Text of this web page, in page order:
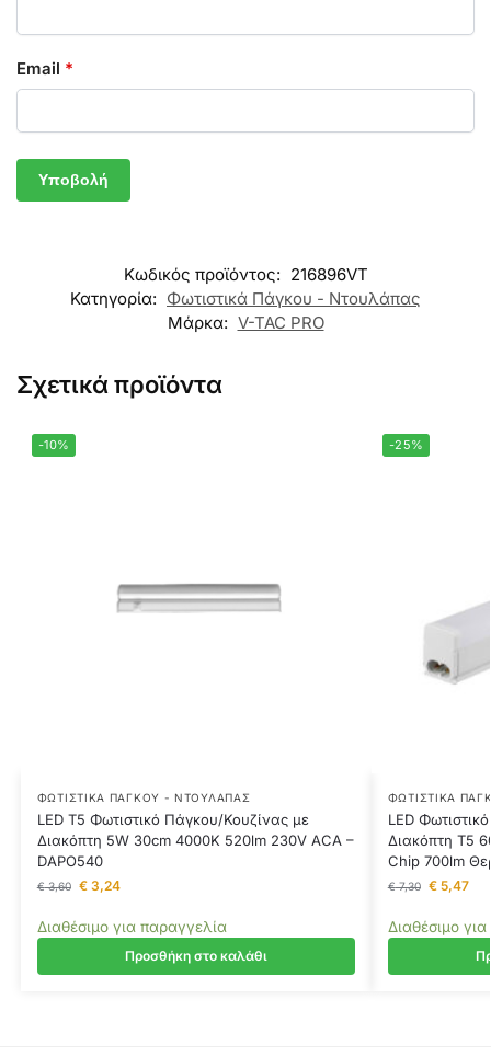
Email *
Κωδικός προϊόντος: 216896VT
Κατηγορία: Φωτιστικά Πάγκου - Ντουλάπας
Μάρκα: V-TAC PRO
Σχετικά προϊόντα
-10%
ΦΩΤΙΣΤΙΚΆ ΠΆΓΚΟΥ - ΝΤΟΥΛΆΠΑΣ
LED T5 Φωτιστικό Πάγκου/Κουζίνας με
Διακόπτη 5W 30cm 4000K 520lm 230V ACA –
DAPO540
€3,60 €3,24
Διαθέσιμο για παραγγελία
Προσθήκη στο καλάθι
-25%
ΦΩΤΙΣΤΙΚΆ
LED
Διακόπτη T5
Chip 700lm
€7,30 €5,47
Διαθέσιμο